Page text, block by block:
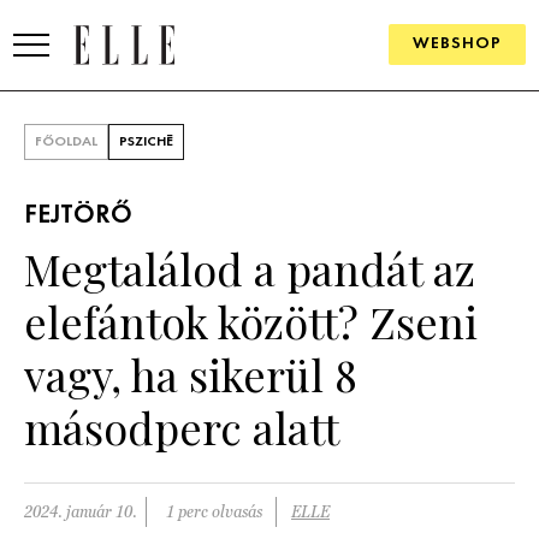
WEBSHOP
SZÉPSÉG
PSZICHÉ
PÁRKAPCSOLAT
FŐOLDAL PSZICHÉ
FEJTÖRŐ
Megtalálod a pandát az
elefántok között? Zseni
vagy, ha sikerül 8
másodperc alatt
2024. január 10. 1 perc olvasás ELLE